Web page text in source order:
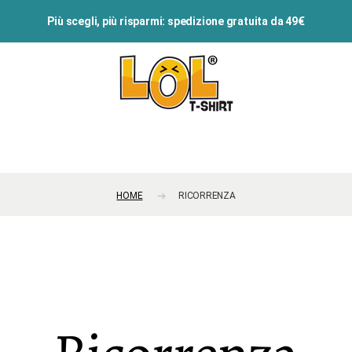
Più scegli, più risparmi: spedizione gratuita da 49€
HOME RICORRENZA